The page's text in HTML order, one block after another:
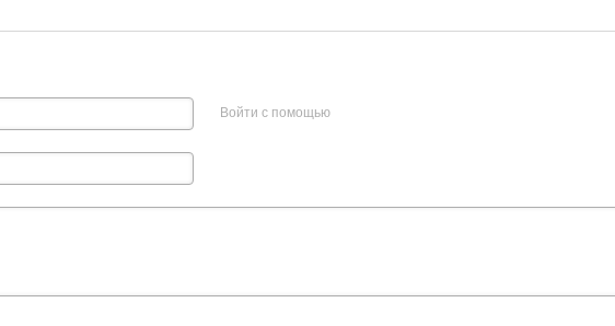
Войти с помощью